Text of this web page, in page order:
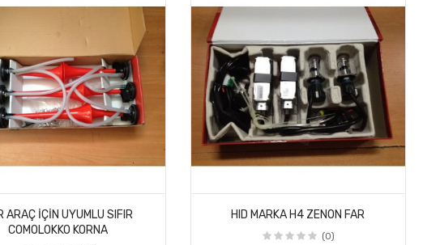
ARAÇ IÇIN UYUMLU SIFIR
COMOLOKKO KORNA
HID MARKA H4 ZENON FAR
(0)